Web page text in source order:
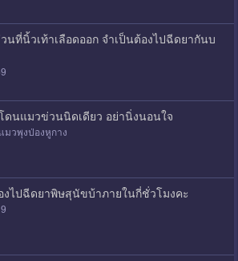
ที่นิ้วเท้าเลือดออก จำเป็นต้องไปฉีดยากันบ
ดนแมวข่วนนิดเดียว อย่านิ่งนอนใจ
แมวพุงป่องหูกาง
ไปฉีดยาพิษสุนัขบ้าภายในกี่ชั่วโมงคะ